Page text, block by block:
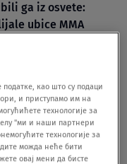
ga iz osvete:
ubice MMA
za ubistvo
Za njim se
Stefana Savića:
податке, као што су подаци
и приступамо им на
технологије за
"ми и наши партнери
технологије за
можда неће бити
овај мени да бисте